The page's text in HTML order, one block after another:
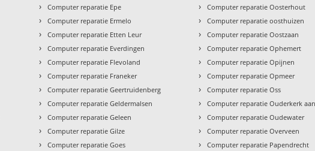
› Computer reparatie Epe
› Computer reparatie Ermelo
› Computer reparatie Etten Leur
› Computer reparatie Everdingen
› Computer reparatie Flevoland
› Computer reparatie Franeker
› Computer reparatie Geertruidenberg
› Computer reparatie Geldermalsen
› Computer reparatie Geleen
› Computer reparatie Gilze
› Computer reparatie Goes
› Computer reparatie Oosterhout
› Computer reparatie oosthuizen
› Computer reparatie Oostzaan
› Computer reparatie Ophemert
› Computer reparatie Opijnen
› Computer reparatie Opmeer
› Computer reparatie Oss
› Computer reparatie Ouderkerk
› Computer reparatie Oudewater
› Computer reparatie Overveen
› Computer reparatie Papendrecht